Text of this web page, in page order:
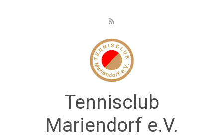
Tennisclub
Mariendorf e.V.